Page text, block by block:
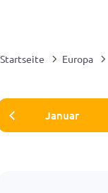
Startseite Europa
Januar